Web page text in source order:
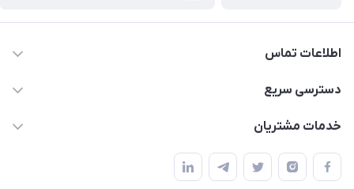
اطلاعات تماس
04432336021
دسترسی سریع
حساب کاربری
لیست محصولات
خدمات مشتریان
قوانین و مقررات
حریم خصوصی